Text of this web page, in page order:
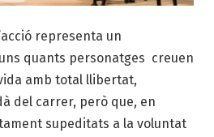
representa un
quants personatges creuen
amb total llibertat,
del carrer, però que, en
supeditats a la voluntat